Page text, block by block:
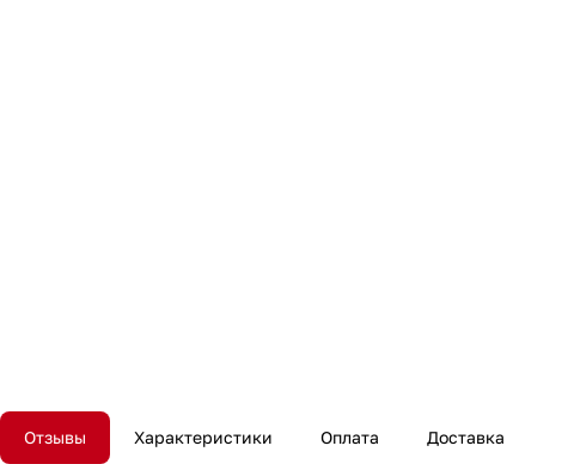
Отзывы Характеристики Оплата Доставка